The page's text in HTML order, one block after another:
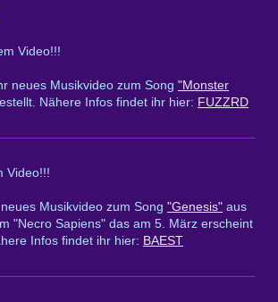
Video!!!
neues Musikvideo zum Song "Monster
Nähere Infos findet ihr hier: FUZZRD
Video!!!
Musikvideo zum Song "Genesis" aus
"Necro Sapiens" das am 5. März erscheint
Infos findet ihr hier: BAEST